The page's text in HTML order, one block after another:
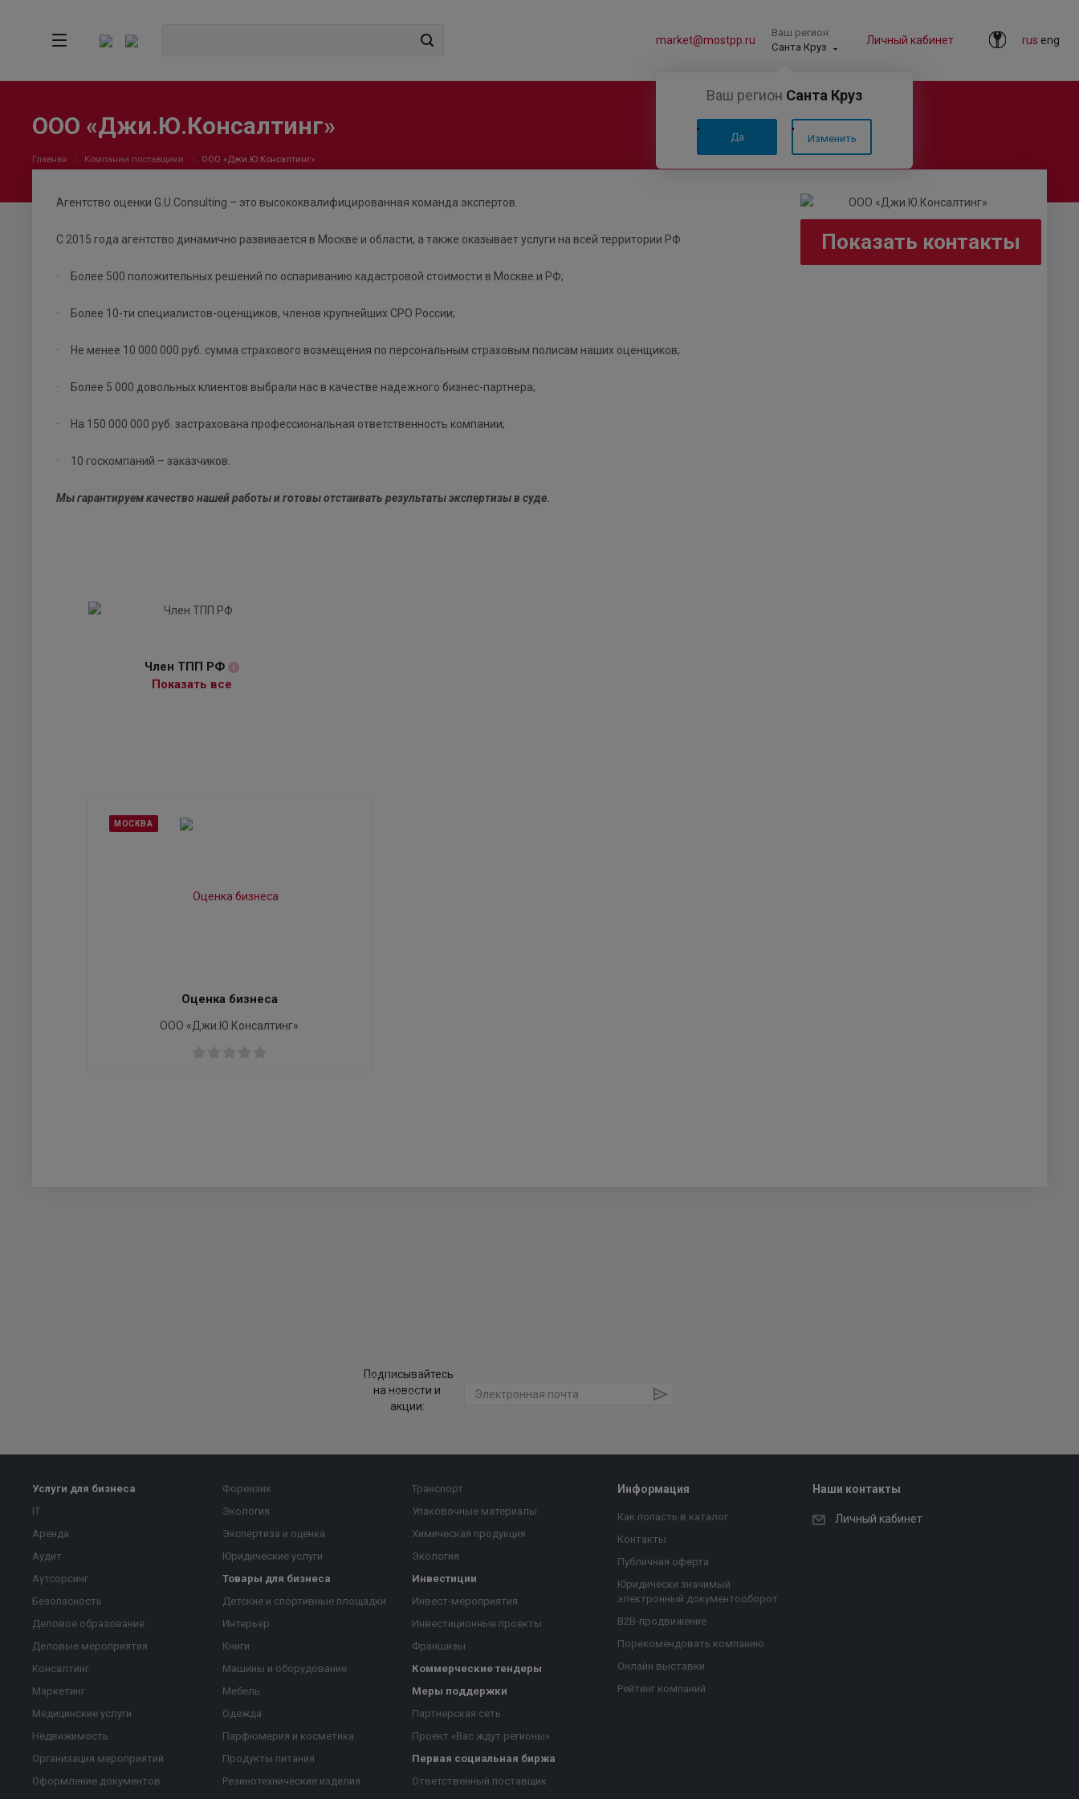
rus eng
Личный кабинет
Ваш регион:
Санта Круз
Ваш регион Санта Круз
Да Изменить
market@mostpp.ru
ООО «Джи.Ю.Консалтинг»
Главная Компании поставщики ООО «Джи.Ю.Консалтинг»
Показать контакты
Агентство оценки G.U.Consulting – это высококвалифицированная команда экспертов.
С 2015 года агентство динамично развивается в Москве и области, а также оказывает услуги на всей территории РФ
· Более 500 положительных решений по оспариванию кадастровой стоимости в Москве и РФ;
· Более 10-ти специалистов-оценщиков, членов крупнейших СРО России;
· Не менее 10 000 000 руб. сумма страхового возмещения по персональным страховым полисам наших оценщиков;
· Более 5 000 довольных клиентов выбрали нас в качестве надежного бизнес-партнера;
· На 150 000 000 руб. застрахована профессиональная ответственность компании;
· 10 госкомпаний – заказчиков.
Мы гарантируем качество нашей работы и готовы отстаивать результаты экспертизы в суде.
Член ТПП РФ i
Показать все
МОСКВА
Оценка бизнеса
ООО «Джи.Ю.Консалтинг»
Подписывайтесь
на новости и
акции:
Услуги для бизнеса
IT
Аренда
Аудит
Аутсорсинг
Безопасность
Деловое образование
Деловые мероприятия
Консалтинг
Маркетинг
Медицинские услуги
Недвижимость
Организация мероприятий
Оформление документов
Форензик
Экология
Экспертиза и оценка
Юридические услуги
Товары для бизнеса
Детские и спортивные площадки
Интерьер
Книги
Машины и оборудование
Мебель
Одежда
Парфюмерия и косметика
Продукты питания
Резинотехнические изделия
Транспорт
Упаковочные материалы
Химическая продукция
Экология
Инвестиции
Инвест-мероприятия
Инвестиционные проекты
Франшизы
Коммерческие тендеры
Меры поддержки
Партнерская сеть
Проект «Вас ждут регионы»
Первая социальная биржа
Ответственный поставщик
Информация
Как попасть в каталог
Контакты
Публичная оферта
Юридически значимый
электронный документооборот
B2B-продвижение
Порекомендовать компанию
Онлайн выставки
Рейтинг компаний
Наши контакты
Личный кабинет